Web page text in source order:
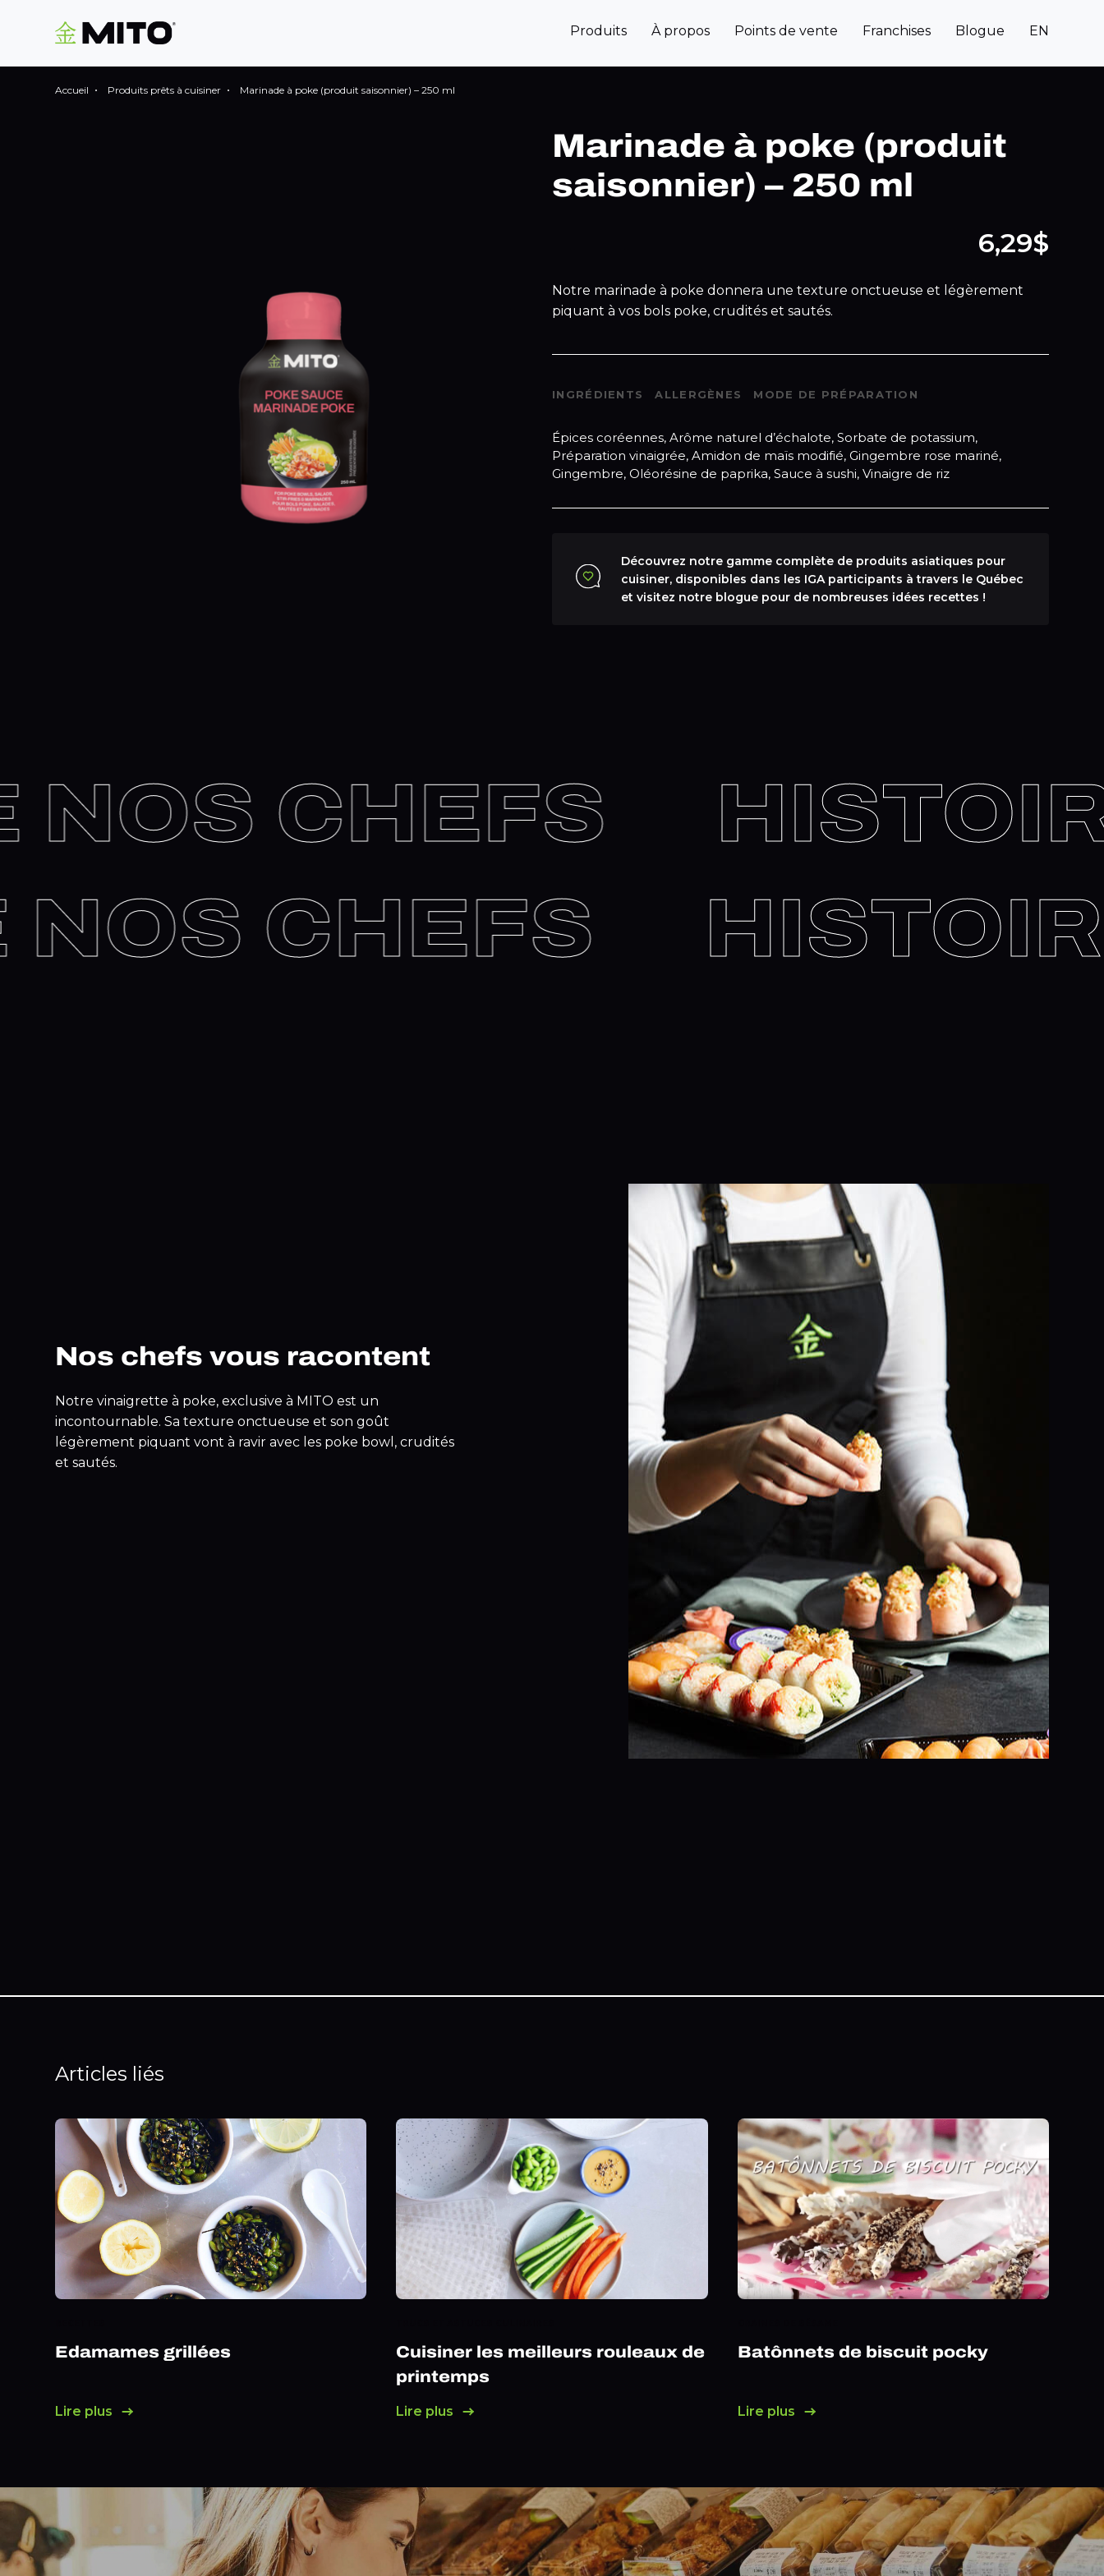
Produits À propos Points de vente Franchises Blogue EN
Accueil Produits prêts à cuisiner Marinade à poke (produit saisonnier) – 250 ml
Marinade à poke (produit
saisonnier) – 250 ml
6,29$
Notre marinade à poke donnera une texture onctueuse et légèrement
piquant à vos bols poke, crudités et sautés.
INGRÉDIENTS ALLERGÈNES MODE DE PRÉPARATION
Épices coréennes, Arôme naturel d’échalote, Sorbate de potassium,
Préparation vinaigrée, Amidon de maïs modifié, Gingembre rose mariné,
Gingembre, Oléorésine de paprika, Sauce à sushi, Vinaigre de riz
Découvrez notre gamme complète de produits asiatiques pour
cuisiner, disponibles dans les IGA participants à travers le Québec
et visitez notre blogue pour de nombreuses idées recettes !
CHEFS
NOS CHEFS
Nos chefs vous racontent
Notre vinaigrette à poke, exclusive à MITO est un
incontournable. Sa texture onctueuse et son goût
légèrement piquant vont à ravir avec les poke bowl, crudités
et sautés.
Articles liés
Edamames grillées
Lire plus
Cuisiner les meilleurs rouleaux de
printemps
Lire plus
Batônnets de biscuit pocky
Lire plus